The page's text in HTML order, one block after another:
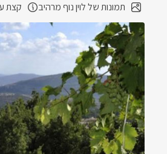
תמונות של לוין נוף מרהיב
קצת